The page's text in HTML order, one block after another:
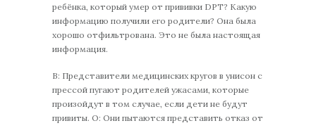
ребёнка, который умер от прививки DPT? Какую
информацию получили его родители? Она была
хорошо отфильтрована. Это не была настоящая
информация.
В: Представители медицинских кругов в унисон с
прессой пугают родителей ужасами, которые
произойдут в том случае, если дети не будут
привиты. О: Они пытаются представить отказ от